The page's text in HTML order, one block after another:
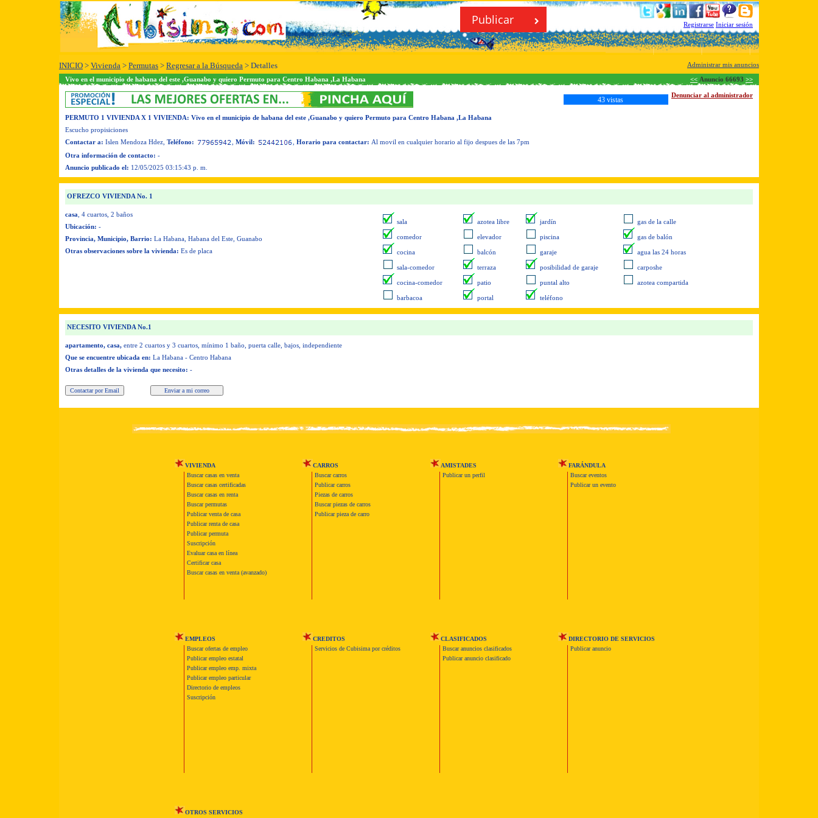
Publicar Registrarse Iniciar sesión
INICIO > Vivienda > Permutas > Regresar a la Búsqueda > Detalles
Administrar mis anuncios
Vivo en el municipio de habana del este ,Guanabo y quiero Permuto para Centro Habana ,La Habana
<< Anuncio 66693 >>
Denunciar al administrador
43 vistas
PERMUTO 1 VIVIENDA X 1 VIVIENDA: Vivo en el municipio de habana del este ,Guanabo y quiero Permuto para Centro Habana ,La Habana
Escucho propisiciones
Contactar a: Islen Mendoza Hdez Teléfono: Móvil: Horario para contactar: Al movil en cualquier horario al fijo despues de las 7pm
Otra información de contacto: -
Anuncio publicado el: 12/05/2025 03:15:43 p. m.
OFREZCO VIVIENDA No. 1
casa , 4 cuartos , 2 baños
Ubicación: -
Provincia, Municipio, Barrio: La Habana, Habana del Este, Guanabo
Otras observaciones sobre la vivienda: Es de placa
sala azotea libre jardín gas de la calle
comedor elevador piscina gas de balón
cocina balcón garaje agua las 24 horas
sala-comedor terraza posibilidad de garaje carposhe
cocina-comedor patio puntal alto azotea compartida
barbacoa portal teléfono
NECESITO VIVIENDA No.1
apartamento, casa, entre 2 cuartos y 3 cuartos, mínimo 1 baño, puerta calle, bajos, independiente
Que se encuentre ubicada en: La Habana - Centro Habana
Otras detalles de la vivienda que necesito: -
VIVIENDA
Buscar casas en venta
Buscar casas certificadas
Buscar casas en renta
Buscar permutas
Publicar venta de casa
Publicar renta de casa
Publicar permuta
Suscripción
Evaluar casa en línea
Certificar casa
Buscar casas en venta (avanzado)
CARROS
Buscar carros
Publicar carros
Piezas de carros
Buscar piezas de carros
Publicar pieza de carro
AMISTADES
Publicar un perfil
FARÁNDULA
Buscar eventos
Publicar un evento
EMPLEOS
Buscar ofertas de empleo
Publicar empleo estatal
Publicar empleo emp. mixta
Publicar empleo particular
Directorio de empleos
Suscripción
CREDITOS
Servicios de Cubisima por créditos
CLASIFICADOS
Buscar anuncios clasificados
Publicar anuncio clasificado
DIRECTORIO DE SERVICIOS
Publicar anuncio
OTROS SERVICIOS